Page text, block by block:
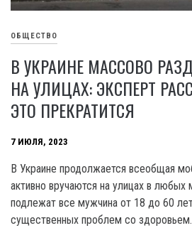
ОБЩЕСТВО
В УКРАИНЕ МАССОВО
НА УЛИЦАХ: ЭКСПЕРТ
ЭТО ПРЕКРАТИТСЯ
7 ИЮЛЯ, 2023
B Украине продолжается всеобщая
активно вручаются на улицах в любых
подлежат все мужчина от 18 до 60
существенных проблем со здоровьем.